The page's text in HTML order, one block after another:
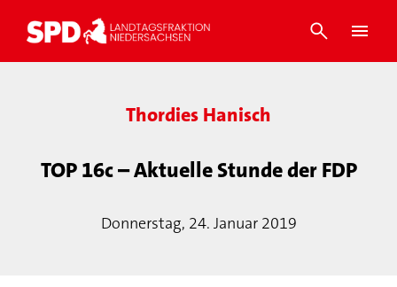
Thordies Hanisch
TOP 16c – Aktuelle Stunde der FDP
Donnerstag, 24. Januar 2019